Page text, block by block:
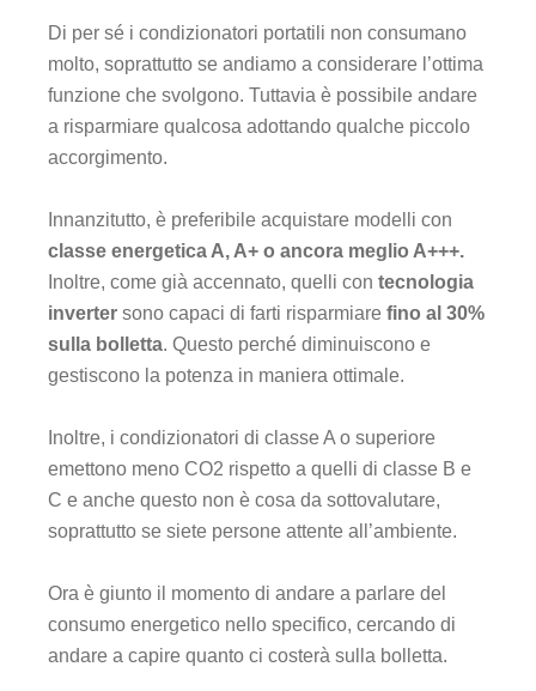
Di per sé i condizionatori portatili non consumano
molto, soprattutto se andiamo a considerare l’ottima
funzione che svolgono. Tuttavia è possibile andare
a risparmiare qualcosa adottando qualche piccolo
accorgimento.
Innanzitutto, è preferibile acquistare modelli con
classe energetica A, A+ o ancora meglio A+++.
Inoltre, come già accennato, quelli con tecnologia
inverter sono capaci di farti risparmiare fino al 30%
sulla bolletta. Questo perché diminuiscono e
gestiscono la potenza in maniera ottimale.
Inoltre, i condizionatori di classe A o superiore
emettono meno CO2 rispetto a quelli di classe B e
C e anche questo non è cosa da sottovalutare,
soprattutto se siete persone attente all’ambiente.
Ora è giunto il momento di andare a parlare del
consumo energetico nello specifico, cercando di
andare a capire quanto ci costerà sulla bolletta.